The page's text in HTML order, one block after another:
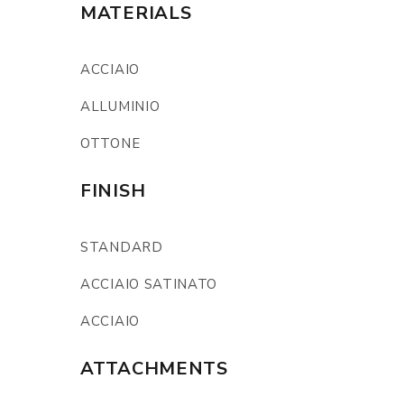
MATERIALS
ACCIAIO
ALLUMINIO
OTTONE
FINISH
STANDARD
ACCIAIO SATINATO
ACCIAIO
ATTACHMENTS